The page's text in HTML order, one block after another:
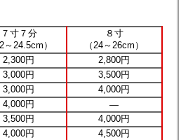
７寸７分
～24.5cm）
８寸
（24～26cm）
2,300円
2,800円
3,000円
3,500円
3,000円
4,000円
4,000円
―
3,500円
4,000円
4,000円
4,500円